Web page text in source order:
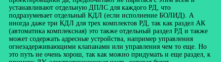
устанавливают отдельную ДПЛС для каждого РД, что
подразумевает отдельный КДЛ (если исполнение БОЛИД). А
иногда даже три КДЛ для трех комплектов РД, так как раздел АК
(автоматика комплексная) это также отдельный раздел РД и также
может содержать адресные устройства, например управления
огнезадерживающими клапанами или управления чем то еще. Но
это путь не очень хорош, так как можно придумать и еще раздел, к